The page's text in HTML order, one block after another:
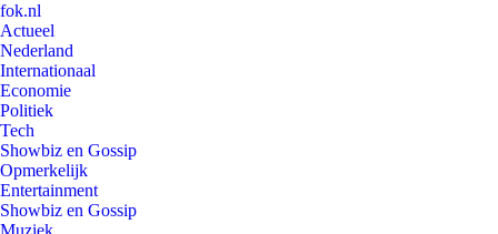
fok.nl
Actueel
Nederland
Internationaal
Economie
Politiek
Tech
Showbiz en Gossip
Opmerkelijk
Entertainment
Showbiz en Gossip
Muziek